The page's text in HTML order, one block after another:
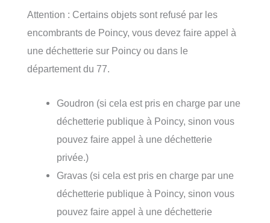
Attention : Certains objets sont refusé par les
encombrants de Poincy, vous devez faire appel à
une déchetterie sur Poincy ou dans le
département du 77.
Goudron (si cela est pris en charge par une
déchetterie publique à Poincy, sinon vous
pouvez faire appel à une déchetterie
privée.)
Gravas (si cela est pris en charge par une
déchetterie publique à Poincy, sinon vous
pouvez faire appel à une déchetterie